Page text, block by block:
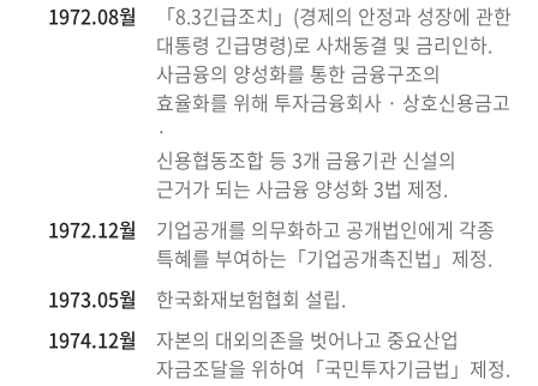
1972.08월
「8.3긴급조치」(경제의 안정과 성장에 관한
대통령 긴급명령)로 사채동결 및 금리인하.
사금융의 양성화를 통한 금융구조의
효율화를 위해 투자금융회사 · 상호신용금고
·
신용협동조합 등 3개 금융기관 신설의
근거가 되는 사금융 양성화 3법 제정.
1972.12월
기업공개를 의무화하고 공개법인에게 각종
특혜를 부여하는「기업공개촉진법」제정.
1973.05월
한국화재보험협회 설립.
1974.12월
자본의 대외의존을 벗어나고 중요산업
자금조달을 위하여「국민투자기금법」제정.